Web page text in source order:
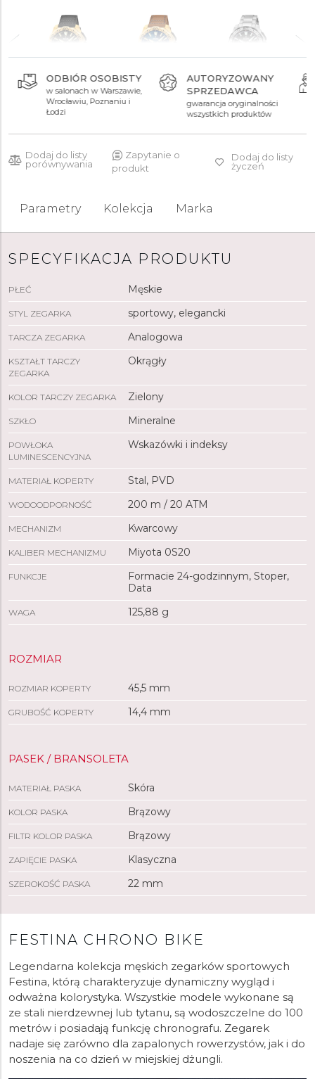
999 zł 999 zł
ODBIÓR OSOBISTY
w salonach w Warszawie,
Wrocławiu, Poznaniu i
Łodzi
AUTORYZOWANY
SPRZEDAWCA
gwarancja oryginalności
wszystkich produktów
Dodaj do listy
porównywania
Zapytanie o
produkt
Dodaj do listy
życzeń
Parametry Kolekcja Marka
SPECYFIKACJA PRODUKTU
PŁEĆ Męskie
STYL ZEGARKA sportowy, elegancki
TARCZA ZEGARKA Analogowa
KSZTAŁT TARCZY
ZEGARKA
Okrągły
KOLOR TARCZY ZEGARKA Zielony
SZKŁO Mineralne
POWŁOKA
LUMINESCENCYJNA
Wskazówki i indeksy
MATERIAŁ KOPERTY Stal, PVD
WODOODPORNOŚĆ 200 m / 20 ATM
MECHANIZM Kwarcowy
KALIBER MECHANIZMU Miyota 0S20
FUNKCJE
Formacie 24-godzinnym, Stoper,
Data
WAGA 125,88 g
ROZMIAR
ROZMIAR KOPERTY 45,5 mm
GRUBOŚĆ KOPERTY 14,4 mm
PASEK / BRANSOLETA
MATERIAŁ PASKA Skóra
KOLOR PASKA Brązowy
FILTR KOLOR PASKA Brązowy
ZAPIĘCIE PASKA Klasyczna
SZEROKOŚĆ PASKA 22 mm
FESTINA CHRONO BIKE
Legendarna kolekcja męskich zegarków sportowych
Festina, którą charakteryzuje dynamiczny wygląd i
odważna kolorystyka. Wszystkie modele wykonane są
ze stali nierdzewnej lub tytanu, są wodoszczelne do 100
metrów i posiadają funkcję chronografu. Zegarek
nadaje się zarówno dla zapalonych rowerzystów, jak i do
noszenia na co dzień w miejskiej dżungli.